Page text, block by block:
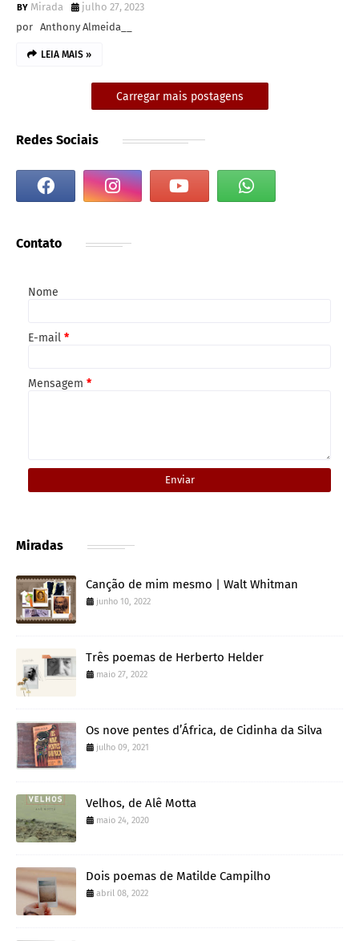
Mirada
julho 27, 2023
por Anthony Almeida__
LEIA MAIS »
Carregar mais postagens
Redes Sociais
Contato
Nome
E-mail *
Mensagem *
Miradas
Canção de mim mesmo | Walt Whitman
junho 10, 2022
Três poemas de Herberto Helder
maio 27, 2022
Os nove pentes d’África, de Cidinha da Silva
julho 09, 2021
Velhos, de Alê Motta
maio 24, 2020
Dois poemas de Matilde Campilho
abril 08, 2022